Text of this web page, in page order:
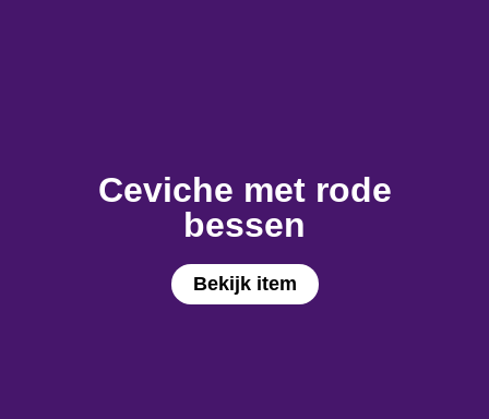
Bekijk item
Ceviche met rode
bessen